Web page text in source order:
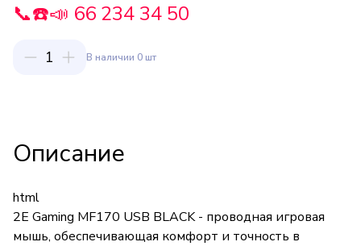
📞☎️📣 66 234 34 50
1 В наличии 0 шт
Описание
html
2E Gaming MF170 USB BLACK - проводная игровая
мышь, обеспечивающая комфорт и точность в